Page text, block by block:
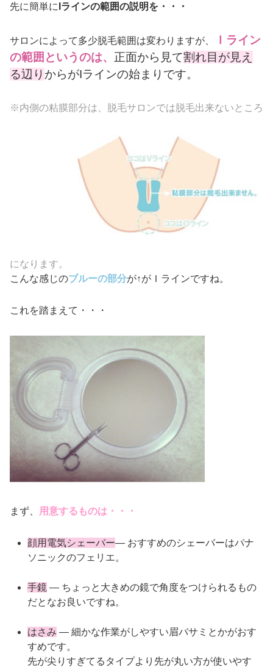
先に簡単に Iラインの範囲の説明を・・・
サロンによって多少脱毛範囲は変わりますが、
Ｉライン
の範囲というのは、 正面から見て割れ目が見え
る辺り からがIラインの始まりです。
※内側の粘膜部分は、 脱毛サロンでは脱毛出来ないところ
になります。
こんな感じのブルーの部分が↑がＩラインですね。
これを踏まえて・・・
まず、 用意するものは・・・
顔用電気シェーバー— おすすめのシェーバーはパナ
ソニックのフェリエ。
手鏡 — ちょっと大きめの鏡で角度をつけられるもの
だとなお良いですね。
はさみ — 細かな作業がしやすい眉バサミとかがおす
すめです。
先が尖りすぎてるタイプより先が丸い方が使いやす